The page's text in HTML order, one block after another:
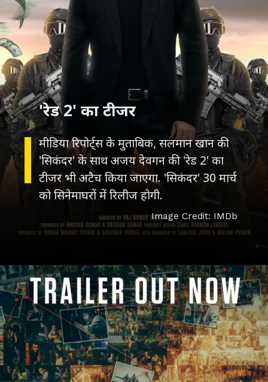
मीडिया रिपोर्ट्स के मुताबिक, सलमान खान की
'सिकंदर' के साथ अजय देवगन की 'रेड 2' का
टीजर भी अटैच किया जाएगा. 'सिकंदर' 30 मार्च
Image Credit: IMDb